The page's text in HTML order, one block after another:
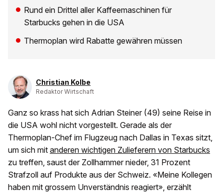
Rund ein Drittel aller Kaffeemaschinen für
Starbucks gehen in die USA
Thermoplan wird Rabatte gewähren müssen
Christian Kolbe
Redaktor Wirtschaft
Ganz so krass hat sich Adrian Steiner (49) seine Reise in
die USA wohl nicht vorgestellt. Gerade als der
Thermoplan-Chef im Flugzeug nach Dallas in Texas sitzt,
um sich mit anderen wichtigen Zulieferern von Starbucks
zu treffen, saust der Zollhammer nieder, 31 Prozent
Strafzoll auf Produkte aus der Schweiz. «Meine Kollegen
haben mit grossem Unverständnis reagiert», erzählt